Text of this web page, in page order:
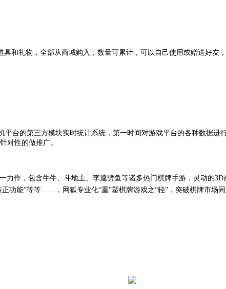
具和礼物，全部从商城购入，数量可累计，可以自己使用或赠送好友
平台的第三方模块实时统计系统，第一时间对游戏平台的各种数据
对性的做推广。
力作，包含牛牛、斗地主、李逵劈鱼等诸多热门棋牌手游，灵动的3D
功能”等等…… ，网狐专业化“重”塑棋牌游戏之“轻”，突破棋牌市场